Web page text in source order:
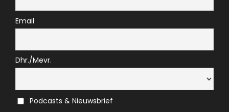
Email
Dhr./Mevr.
Podcasts & Nieuwsbrief